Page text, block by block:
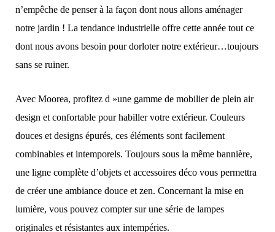
o r
n’empêche de penser à la façon dont nous allons aménager
notre jardin ! La tendance industrielle offre cette année tout ce
dont nous avons besoin pour dorloter notre extérieur…toujours
sans se ruiner.
Avec Moorea, profitez d »une gamme de mobilier de plein air
design et confortable pour habiller votre extérieur. Couleurs
douces et designs épurés, ces éléments sont facilement
combinables et intemporels. Toujours sous la même bannière,
une ligne complète d’objets et accessoires déco vous permettra
de créer une ambiance douce et zen. Concernant la mise en
lumière, vous pouvez compter sur une série de lampes
originales et résistantes aux intempéries.